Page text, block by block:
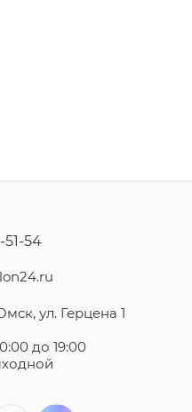
51-54
ул. Герцена 1
до 19:00